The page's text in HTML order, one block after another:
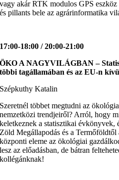
vagy akár RTK modulos GPS
és pillants bele az agrárinformatika
17:00-18:00 / 20:00-21:00
ÖKO A NAGYVILÁGBAN –
többi tagállamában és az EU-n
Szépkuthy Katalin
Szeretnél többet megtudni az
nemzetközi trendjeiről? Arról, hogy
keletkeznek a statisztikai évkönyvek,
Zöld Megállapodás és a
központi eleme az ökológiai
lesz az előadásban, de bátran
kollégánknak!